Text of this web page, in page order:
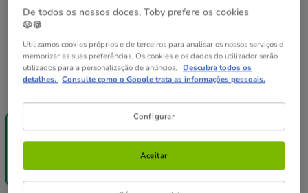
(10.48€ / kg)
12 latas x 400
Sem Stock
(10.16€ / kg)
(6.98€ / kg)
De todos os nossos doces, Toby prefere os cookies
🐶🍪
Utilizamos cookies próprios e de terceiros para analisar os nossos serviços e
memorizar as suas preferências. Os cookies e os dados do utilizador serão
utilizados para a personalização de anúncios. Descubra todos os
detalhes. Consulte como o Google trata as informações pessoais.
Configurar
Aceitar